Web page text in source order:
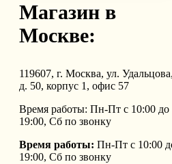
Магазин в
Москве:
119607, г. Москва, ул.
д. 50, корпус 1, офис 57
Время работы: Пн-Пт с 10:00 до
19:00, Сб по звонку
Время работы: Пн-Пт с 10:00
19:00, Сб по звонку